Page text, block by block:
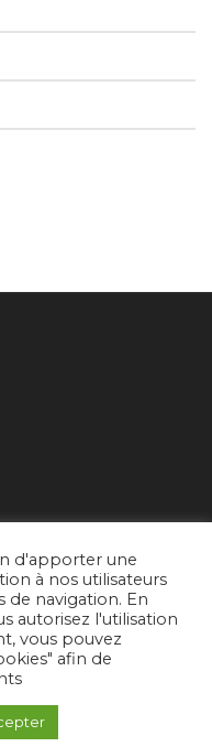
/Conditions générales de
d'apporter une
à nos utilisateurs
de navigation. En
autorisez l'utilisation
vous pouvez
afin de